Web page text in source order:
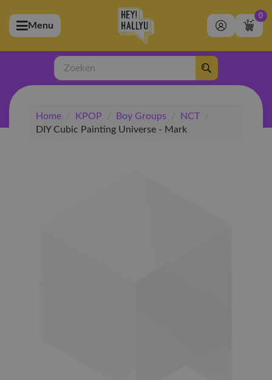
(Artiesten)
(Merchandise)
(Exclusive)
(Winkel)
Menu
0
Zoeken
Home / KPOP / Boy Groups / NCT
/
DIY Cubic Painting Universe - Mark